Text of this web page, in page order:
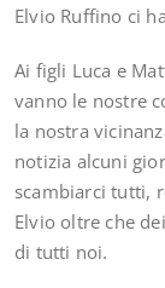
Elvio Ruffino ci
Ai figli Luca e
vanno le nostre
la nostra
notizia alcuni
scambiarci tutti,
Elvio oltre che
di tutti noi.